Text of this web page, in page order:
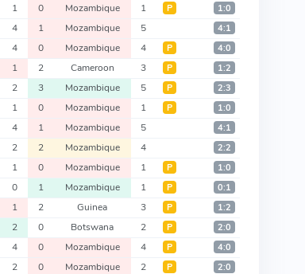
1 0 Mozambique 1 Р 1:0
4 1 Mozambique 5 4:1
4 0 Mozambique 4 Р 4:0
1 2 Cameroon 3 Р 1:2
2 3 Mozambique 5 Р 2:3
1 0 Mozambique 1 Р 1:0
4 1 Mozambique 5 4:1
2 2 Mozambique 4 2:2
1 0 Mozambique 1 Р 1:0
0 1 Mozambique 1 Р 0:1
1 2 Guinea 3 Р 1:2
2 0 Botswana 2 Р 2:0
4 0 Mozambique 4 Р 4:0
2 0 Mozambique 2 Р 2:0